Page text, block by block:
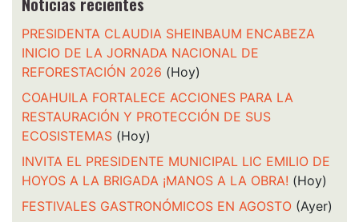
PRESIDENTA CLAUDIA SHEINBAUM ENCABEZA
INICIO DE LA JORNADA NACIONAL DE
REFORESTACIÓN 2026 (Hoy)
COAHUILA FORTALECE ACCIONES PARA LA
RESTAURACIÓN Y PROTECCIÓN DE SUS
ECOSISTEMAS (Hoy)
INVITA EL PRESIDENTE MUNICIPAL LIC EMILIO DE
HOYOS A LA BRIGADA ¡MANOS A LA OBRA! (Hoy)
FESTIVALES GASTRONÓMICOS EN AGOSTO (Ayer)